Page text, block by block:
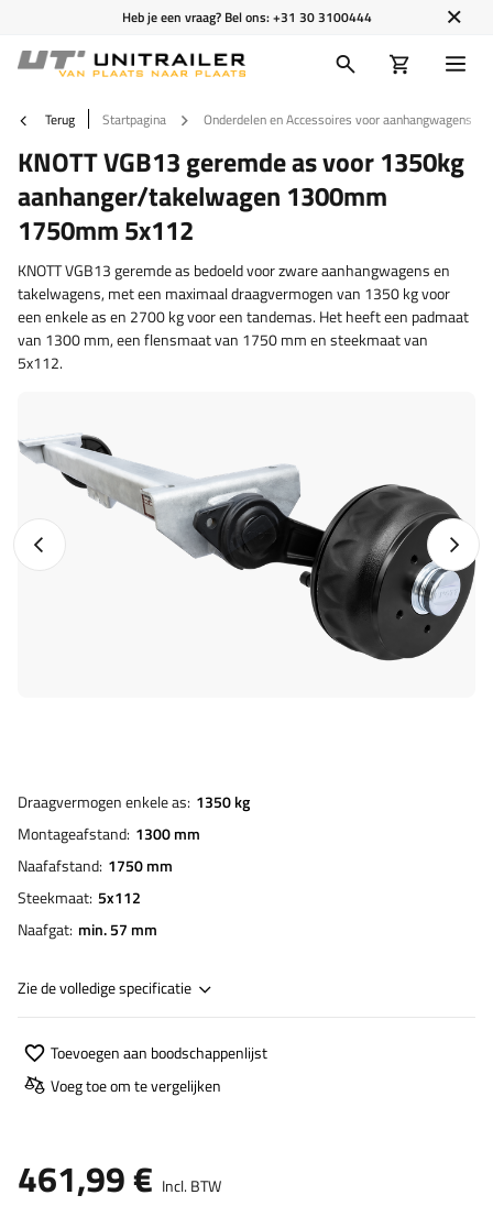
Heb je een vraag? Bel ons:+31 30 3100444
Terug Startpagina Onderdelen en Accessoires voor aanhangwagens
KNOTT VGB13 geremde as voor 1350kg
aanhanger/takelwagen 1300mm
1750mm 5x112
KNOTT VGB13 geremde as bedoeld voor zware aanhangwagens en
takelwagens, met een maximaal draagvermogen van 1350 kg voor
een enkele as en 2700 kg voor een tandemas. Het heeft een padmaat
van 1300 mm, een flensmaat van 1750 mm en steekmaat van
5x112.
Vorige foto
Draagvermogen enkele as 1350 kg
Montageafstand 1300 mm
Naafafstand 1750 mm
Steekmaat 5x112
Naafgat min. 57 mm
Zie de volledige specificatie
Toevoegen aan boodschappenlijst
Voeg toe om te vergelijken
461,99 € Incl. BTW